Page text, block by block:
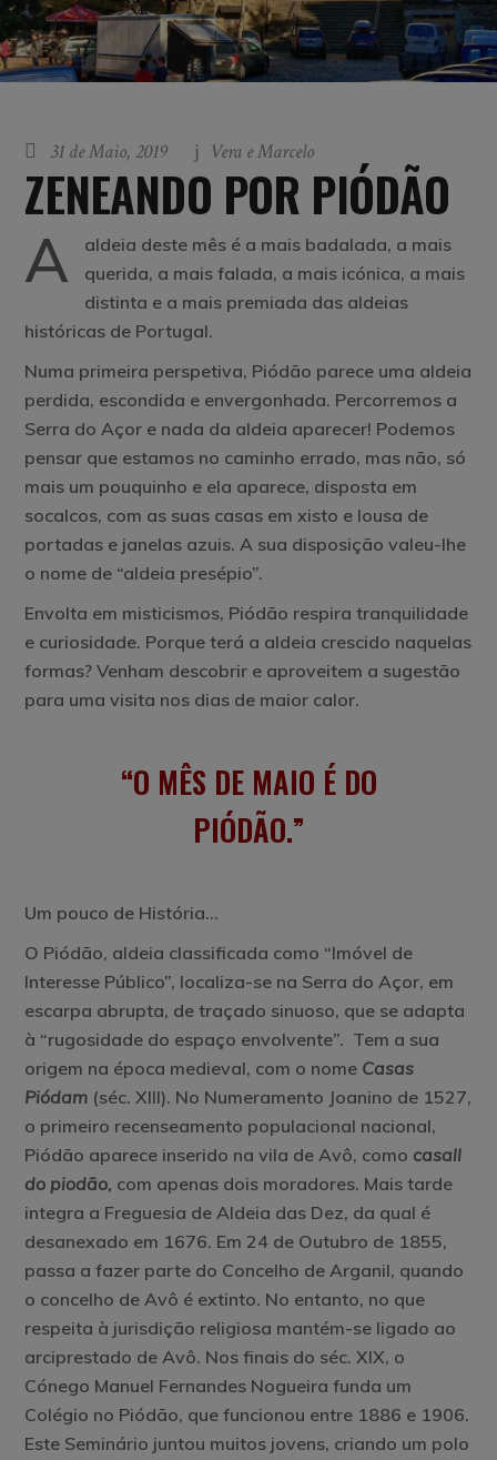
31 de Maio, 2019 Vera e Marcelo
ZENEANDO POR PIÓDÃO
A
aldeia deste mês é a mais badalada, a mais
querida, a mais falada, a mais icónica, a mais
distinta e a mais premiada das aldeias
históricas de Portugal.
Numa primeira perspetiva, Piódão parece uma aldeia
perdida, escondida e envergonhada. Percorremos a
Serra do Açor e nada da aldeia aparecer! Podemos
pensar que estamos no caminho errado, mas não, só
mais um pouquinho e ela aparece, disposta em
socalcos, com as suas casas em xisto e lousa de
portadas e janelas azuis. A sua disposição valeu-lhe
o nome de “aldeia presépio”.
Envolta em misticismos, Piódão respira tranquilidade
e curiosidade. Porque terá a aldeia crescido naquelas
formas? Venham descobrir e aproveitem a sugestão
para uma visita nos dias de maior calor.
O MÊS DE MAIO É DO
PIÓDÃO.
Um pouco de História…
O Piódão, aldeia classificada como “Imóvel de
Interesse Público”, localiza-se na Serra do Açor, em
escarpa abrupta, de traçado sinuoso, que se adapta
à “rugosidade do espaço envolvente”. Tem a sua
origem na época medieval, com o nome Casas
Piódam (séc. XIII). No Numeramento Joanino de 1527,
o primeiro recenseamento populacional nacional,
Piódão aparece inserido na vila de Avô, como casall
do piodão, com apenas dois moradores. Mais tarde
integra a Freguesia de Aldeia das Dez, da qual é
desanexado em 1676. Em 24 de Outubro de 1855,
passa a fazer parte do Concelho de Arganil, quando
o concelho de Avô é extinto. No entanto, no que
respeita à jurisdição religiosa mantém-se ligado ao
arciprestado de Avô. Nos finais do séc. XIX, o
Cónego Manuel Fernandes Nogueira funda um
Colégio no Piódão, que funcionou entre 1886 e 1906.
Este Seminário juntou muitos jovens, criando um polo